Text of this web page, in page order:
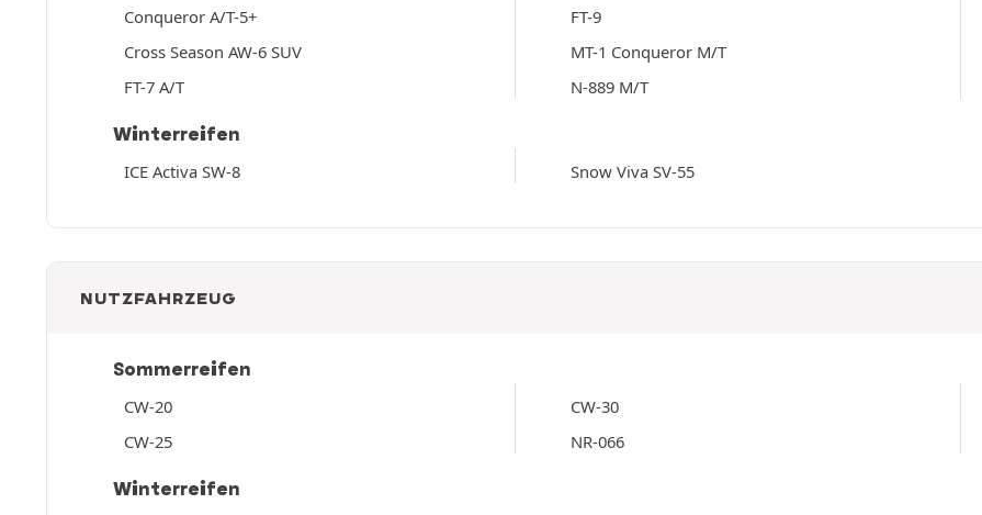
Conqueror A/T-5+
Cross Season AW-6 SUV
FT-7 A/T
FT-9
MT-1 Conqueror M/T
N-889 M/T
Winterreifen
ICE Activa SW-8
Snow Viva SV-55
NUTZFAHRZEUG
Sommerreifen
CW-20
CW-25
CW-30
NR-066
Winterreifen